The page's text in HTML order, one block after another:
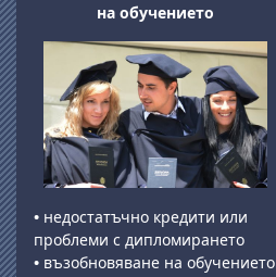
на обучението
• недостатъчно кредити или
проблеми с дипломирането
• възобновяване на обучението